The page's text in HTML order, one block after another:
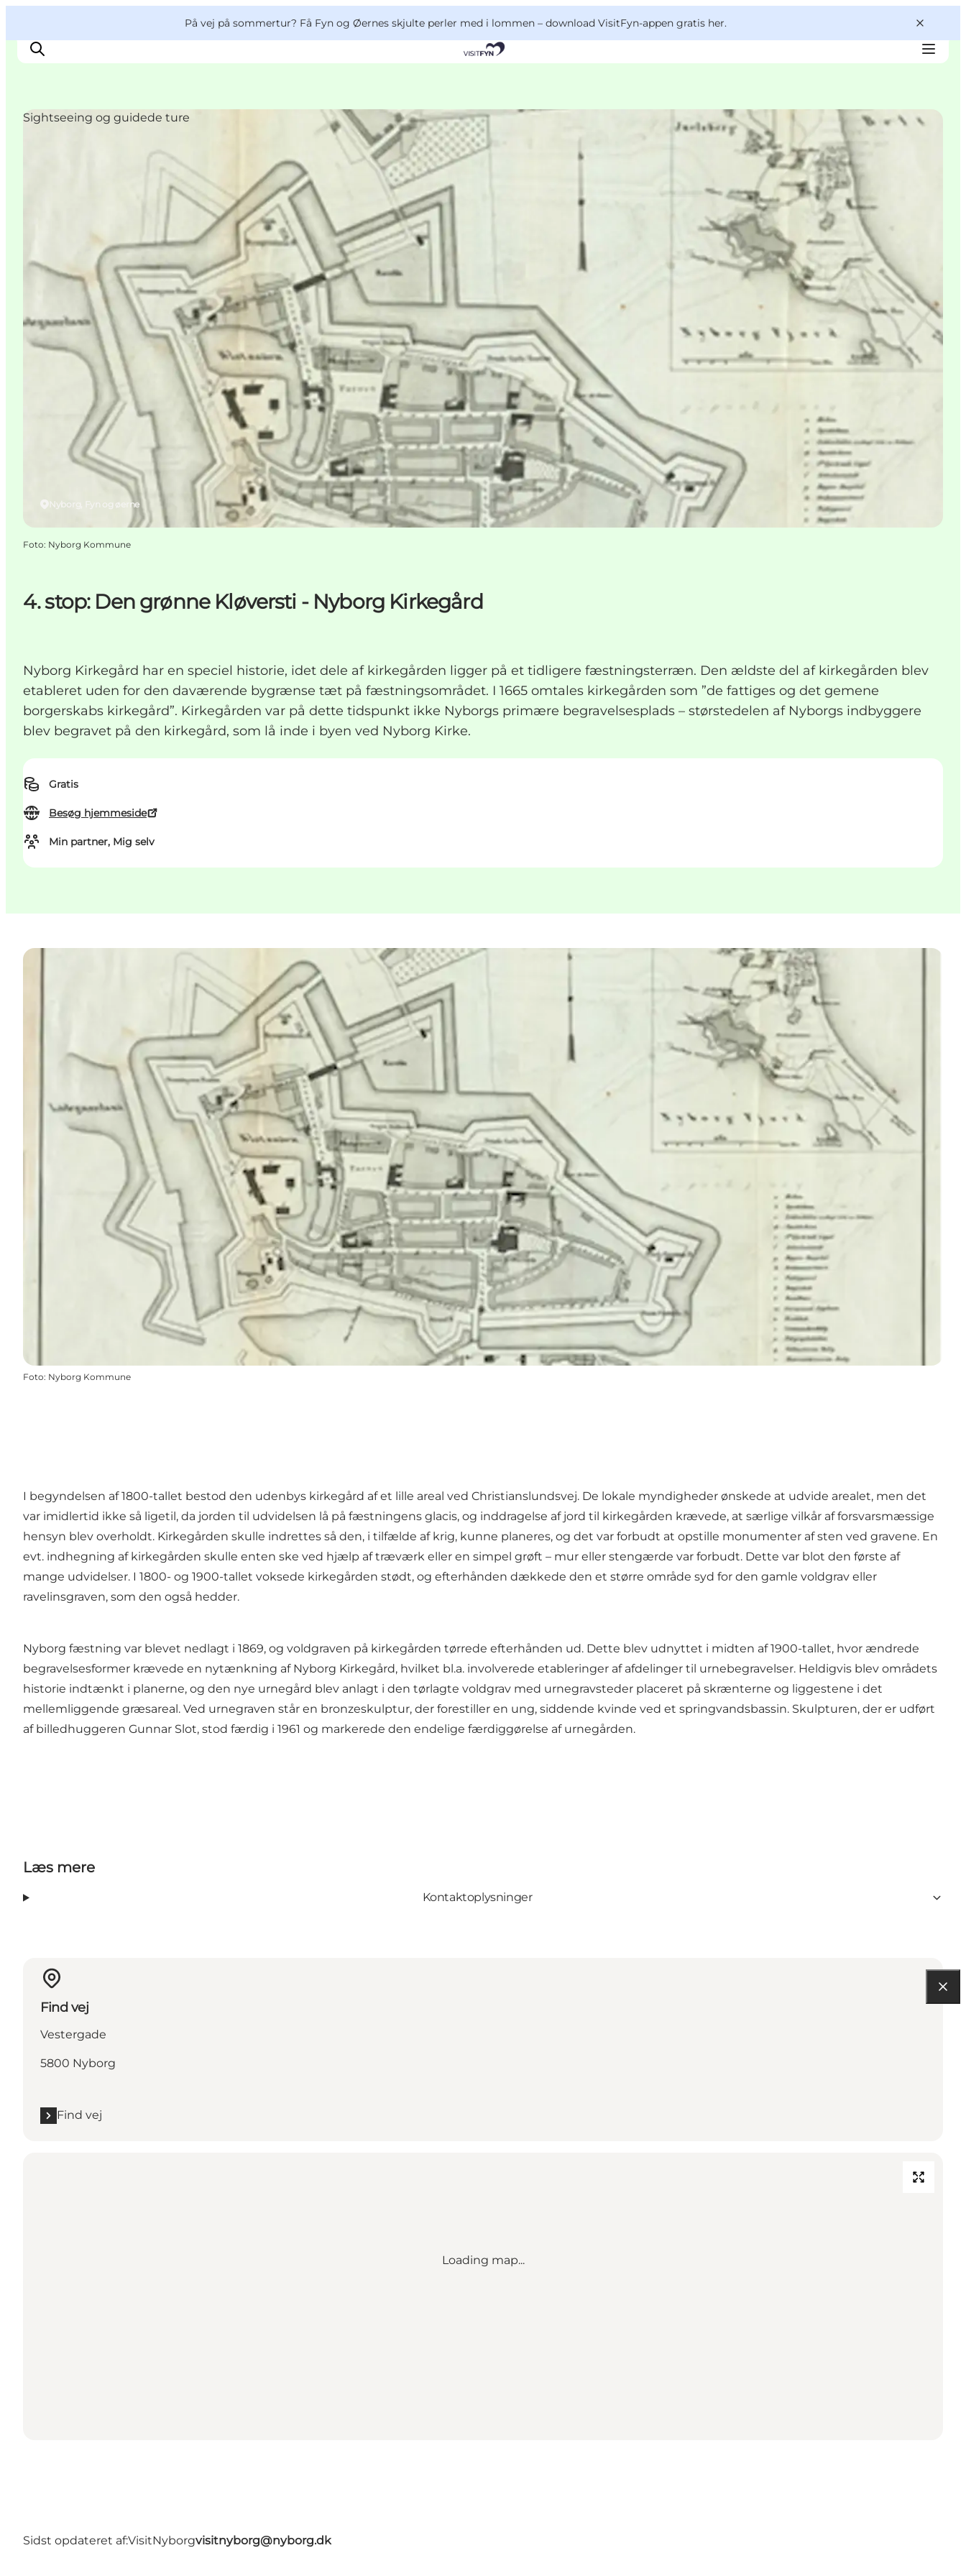
På vej på sommertur? Få Fyn og Øernes skjulte perler med i lommen – download VisitFyn-appen gratis her.
Book lokale oplevelser
4. stop: Den grønne Kløversti - Nyborg Kirkegård
Nyborg Kirkegård har en speciel historie, idet dele af kirkegården ligger på et tidligere fæstningsterræn. Den ældste del af kirkegården blev
etableret uden for den daværende bygrænse tæt på fæstningsområdet. I 1665 omtales kirkegården som ”de fattiges og det gemene
borgerskabs kirkegård”. Kirkegården var på dette tidspunkt ikke Nyborgs primære begravelsesplads – størstedelen af Nyborgs indbyggere
blev begravet på den kirkegård, som lå inde i byen ved Nyborg Kirke.
Gratis
Besøg hjemmeside
Min partner, Mig selv
Nyborg, Fyn og øerne
Sightseeing og guidede ture
Foto: Nyborg Kommune
Foto: Nyborg Kommune
I begyndelsen af 1800-tallet bestod den udenbys kirkegård af et lille areal ved Christianslundsvej. De lokale myndigheder ønskede at udvide arealet, men det
var imidlertid ikke så ligetil, da jorden til udvidelsen lå på fæstningens glacis, og inddragelse af jord til kirkegården krævede, at særlige vilkår af forsvarsmæssige
hensyn blev overholdt. Kirkegården skulle indrettes så den, i tilfælde af krig, kunne planeres, og det var forbudt at opstille monumenter af sten ved gravene. En
evt. indhegning af kirkegården skulle enten ske ved hjælp af træværk eller en simpel grøft – mur eller stengærde var forbudt. Dette var blot den første af
mange udvidelser. I 1800- og 1900-tallet voksede kirkegården stødt, og efterhånden dækkede den et større område syd for den gamle voldgrav eller
ravelinsgraven, som den også hedder.
Nyborg fæstning var blevet nedlagt i 1869, og voldgraven på kirkegården tørrede efterhånden ud. Dette blev udnyttet i midten af 1900-tallet, hvor ændrede
begravelsesformer krævede en nytænkning af Nyborg Kirkegård, hvilket bl.a. involverede etableringer af afdelinger til urnebegravelser. Heldigvis blev områdets
historie indtænkt i planerne, og den nye urnegård blev anlagt i den tørlagte voldgrav med urnegravsteder placeret på skrænterne og liggestene i det
mellemliggende græsareal. Ved urnegraven står en bronzeskulptur, der forestiller en ung, siddende kvinde ved et springvandsbassin. Skulpturen, der er udført
af billedhuggeren Gunnar Slot, stod færdig i 1961 og markerede den endelige færdiggørelse af urnegården.
Læs mere
Kontaktoplysninger
Find vej
Vestergade
5800 Nyborg
Find vej
Loading map...
Sidst opdateret af:VisitNyborgvisitnyborg@nyborg.dk